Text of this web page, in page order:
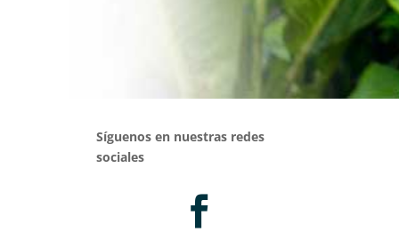
Síguenos en nuestras redes
sociales
